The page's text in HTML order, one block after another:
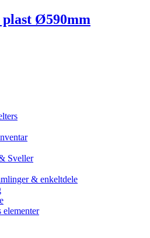
Ø590mm
Sveller
& enkeltdele
elementer